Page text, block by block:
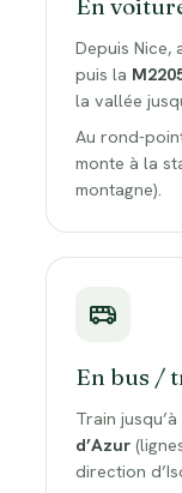
Depuis Nice,
puis la
la vallée
Au rond-
monte à la
montagne).
En bus /
Train jusqu’à
d’Azur
direction